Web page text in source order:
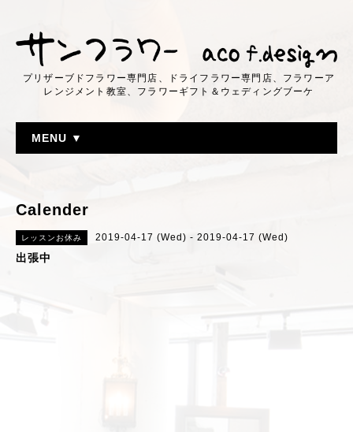
プリザーブドフラワー専門店、ドライフラワー専門店、フラワーア
レンジメント教室、フラワーギフト＆ウェディングブーケ
MENU ▼
Calender
レッスンお休み 2019-04-17 (Wed) - 2019-04-17 (Wed)
出張中